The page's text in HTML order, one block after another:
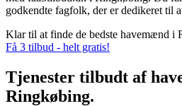
godkendte fagfolk, der er dedikeret til
Klar til at finde de bedste havemænd i
Få 3 tilbud - helt gratis!
Tjenester tilbudt af
Ringkøbing.